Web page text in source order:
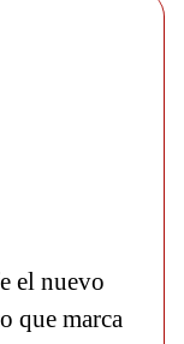
el nuevo
que marca